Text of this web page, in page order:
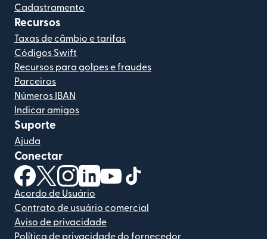
Cadastramento
Recursos
Taxas de câmbio e tarifas
Códigos Swift
Recursos para golpes e fraudes
Parceiros
Números IBAN
Indicar amigos
Suporte
Ajuda
Conectar
(abre em uma nova janela)
(abre em uma nova janela)
(abre em uma nova janela)
(abre em uma nova janela)
(abre em uma nova janela)
Acordo de Usuário
Contrato de usuário comercial
Aviso de privacidade
Política de privacidade do fornecedor